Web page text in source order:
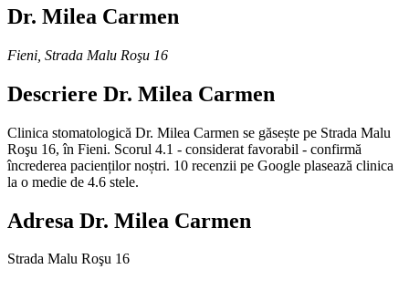
Dr. Milea Carmen
Fieni Strada Malu Roşu 16
Descriere Dr. Milea Carmen
Clinica stomatologică Dr. Milea Carmen se găsește pe Strada Malu
Roşu 16, în Fieni. Scorul 4.1 - considerat favorabil - confirmă
încrederea pacienților noștri. 10 recenzii pe Google plasează clinica
la o medie de 4.6 stele.
Adresa Dr. Milea Carmen
Strada Malu Roşu 16